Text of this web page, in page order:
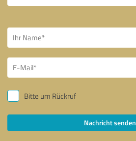
Bitte um Rückruf
Nachricht senden